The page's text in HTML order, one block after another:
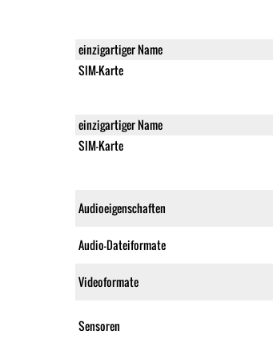
einzigartiger Name
SIM-Karte
einzigartiger Name
SIM-Karte
Audioeigenschaften
Audio-Dateiformate
Videoformate
Sensoren